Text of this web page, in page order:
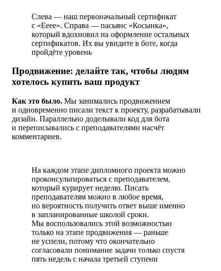
Слева — наш первоначальный сертификат
с «Ееее». Справа — пасьянс «Косынка»,
который вдохновил на оформление остальных
сертификатов. Их вы увидите в боте, когда
пройдёте уровень
Продвижение: делайте так, чтобы людям
хотелось купить ваш продукт
Как это было. Мы занимались продвижением
и одновременно писали текст к проекту, разрабатывали
дизайн. Параллельно доделывали код для бота
и переписывались с преподавателями насчёт
комментариев.
На каждом этапе дипломного проекта можно
проконсультироваться с преподавателем,
который курирует неделю. Писать
преподавателям можно в любое время,
но вероятность получить ответ выше именно
в запланированные школой сроки.
Мы воспользовались этой возможностью
только на этапе продвижения — раньше
не успели, потому что окончательно
согласовали понимание задачи только спустя
пять недель с начала третьей ступени